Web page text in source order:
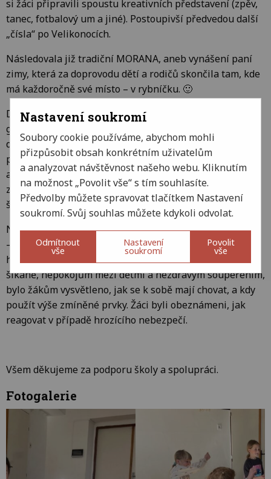
si žáci připravili spoustu kreativních představení (zpěv,
tanec, fotbalový um a jiné). Postoupivší předvedou další
„čísla“ po Velikonocích.
Následovala již tradiční MORANA, aneb vynášení paní
zimy, která za doprovodu dětí a rodičů skončila tam, kde
má každoročně své místo – v rybníčku. 🙂
Dále si žáci třetí až páté třídy vyzkoušeli finanční
gramotnost, které věnovali projektově jedno celé
dopoledne. Žáky obohatil p. Šlechta, který se denně
pohybuje ve finanční sféře a připravil dětem krásné
aktivity. Projektový den měl veliký úspěch. Na závěr si
z rozpočtu rodiny (třídy) žáci koupili a buchli rychlé
špunty. 😉
Na p. Šlechtu navázal p. Vonášek, který všechny žáky (1.
– 5. třídy) zasvětil do prvků sebeobrany, základních
hmatů a chmatů. Vzhledem k neustále se opakující
šikaně, nepokojům mezi dětmi a nezdravým soupeřením,
bylo žákům vysvětleno, jak se k sobě mají chovat, a kdy
použít výše zmíněné prvky. Žáci byli obeznámeni, jak
reagovat v případě hrozícího nebezpečí.
Všem děkujeme za podporu školy a spolupráci.
Fotogalerie
Nastavení soukromí
Soubory cookie používáme, abychom mohli
přizpůsobit obsah konkrétním uživatelům
a analyzovat návštěvnost našeho webu. Kliknutím
na možnost „Povolit vše“ s tím souhlasíte.
Předvolby můžete spravovat tlačítkem Nastavení
soukromí. Svůj souhlas můžete kdykoli odvolat.
Odmítnout
vše
Nastavení
soukromí
Povolit
vše